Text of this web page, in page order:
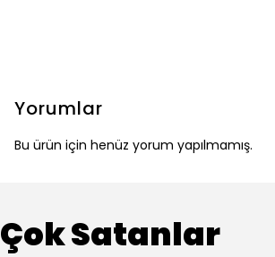
Yorumlar
Bu ürün için henüz yorum yapılmamış.
Çok Satanlar